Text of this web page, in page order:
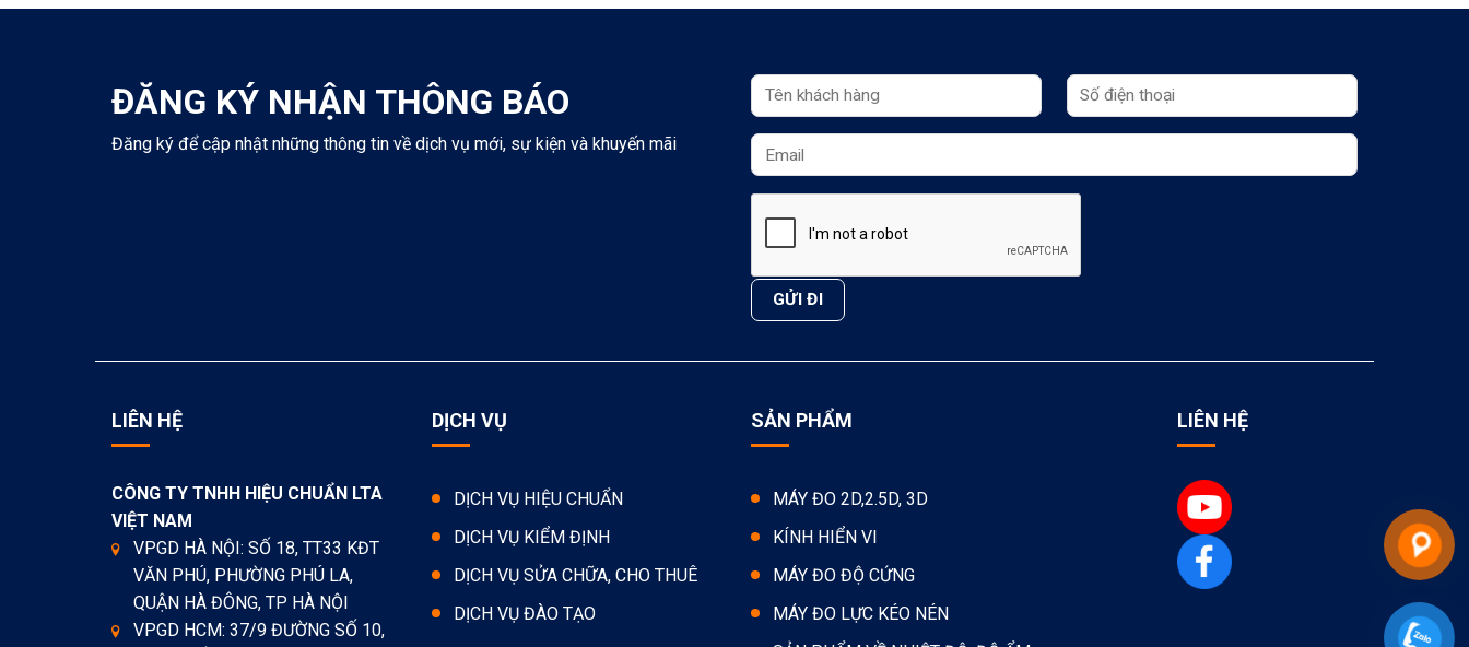
ĐĂNG KÝ NHẬN THÔNG BÁO
Đăng ký để cập nhật những thông tin về dịch vụ mới, sự kiện và khuyến mãi
LIÊN HỆ
CÔNG TY TNHH HIỆU CHUẨN LTA
VIỆT NAM
VPGD HÀ NỘI: SỐ 18, TT33 KĐT
VĂN PHÚ, PHƯỜNG PHÚ LA,
QUẬN HÀ ĐÔNG, TP HÀ NỘI
VPGD HCM: 37/9 ĐƯỜNG SỐ 10,
DỊCH VỤ
DỊCH VỤ HIỆU CHUẨN
DỊCH VỤ KIỂM ĐỊNH
DỊCH VỤ SỬA CHỮA, CHO THUÊ
DỊCH VỤ ĐÀO TẠO
SẢN PHẨM
MÁY ĐO 2D,2.5D, 3D
KÍNH HIỂN VI
MÁY ĐO ĐỘ CỨNG
MÁY ĐO LỰC KÉO NÉN
LIÊN HỆ